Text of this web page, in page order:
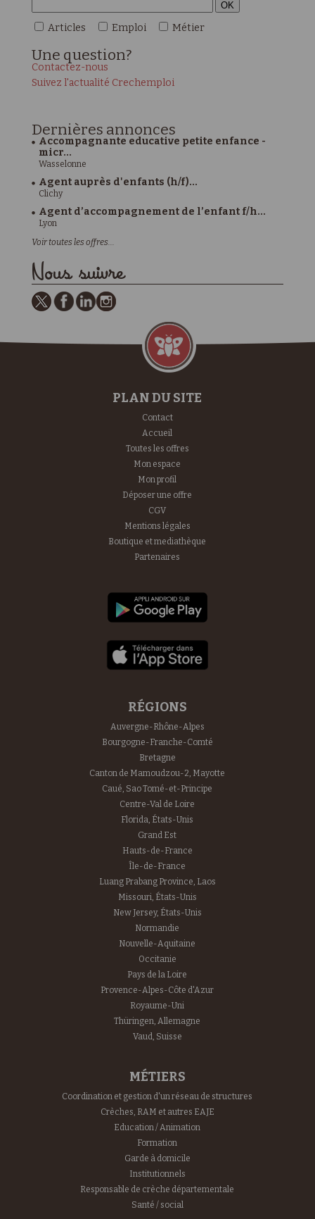
Articles Emploi Métier
Une question?
Contactez-nous
Suivez l'actualité Crechemploi
Dernières annonces
Accompagnante educative petite enfance -
micr...
Wasselonne
Agent auprès d'enfants (h/f)...
Clichy
Agent d’accompagnement de l’enfant f/h...
Lyon
Voir toutes les offres...
Nous suivre
PLAN DU SITE
Contact
Accueil
Toutes les offres
Mon espace
Mon profil
Déposer une offre
CGV
Mentions légales
Boutique et mediathèque
Partenaires
RÉGIONS
Auvergne-Rhône-Alpes
Bourgogne-Franche-Comté
Bretagne
Canton de Mamoudzou-2, Mayotte
Caué, Sao Tomé-et-Principe
Centre-Val de Loire
Florida, États-Unis
Grand Est
Hauts-de-France
Île-de-France
Luang Prabang Province, Laos
Missouri, États-Unis
New Jersey, États-Unis
Normandie
Nouvelle-Aquitaine
Occitanie
Pays de la Loire
Provence-Alpes-Côte d'Azur
Royaume-Uni
Thüringen, Allemagne
Vaud, Suisse
MÉTIERS
Coordination et gestion d'un réseau de structures
Crèches, RAM et autres EAJE
Education / Animation
Formation
Garde à domicile
Institutionnels
Responsable de crèche départementale
Santé / social